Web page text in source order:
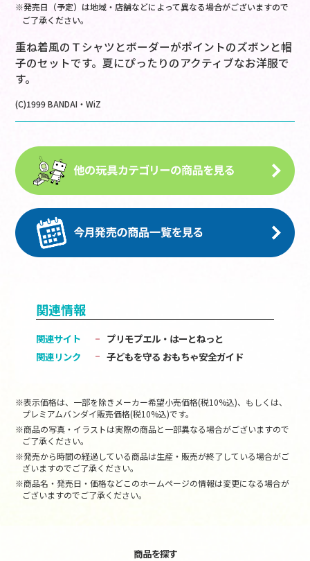
※発売日（予定）は地域・店舗などによって異なる場合がございますので
ご了承ください。
重ね着風のＴシャツとボーダーがポイントのズボンと帽
子のセットです。夏にぴったりのアクティブなお洋服で
す。
(C)1999 BANDAI・WiZ
関連情報
関連サイト
プリモプエル・はーとねっと
関連リンク
子どもを守る おもちゃ安全ガイド
※表示価格は、一部を除きメーカー希望小売価格(税10%込)、もしくは、
プレミアムバンダイ販売価格(税10%込)です。
※商品の写真・イラストは実際の商品と一部異なる場合がございますので
ご了承ください。
※発売から時間の経過している商品は生産・販売が終了している場合がご
ざいますのでご了承ください。
※商品名・発売日・価格などこのホームページの情報は変更になる場合が
ございますのでご了承ください。
商品を探す